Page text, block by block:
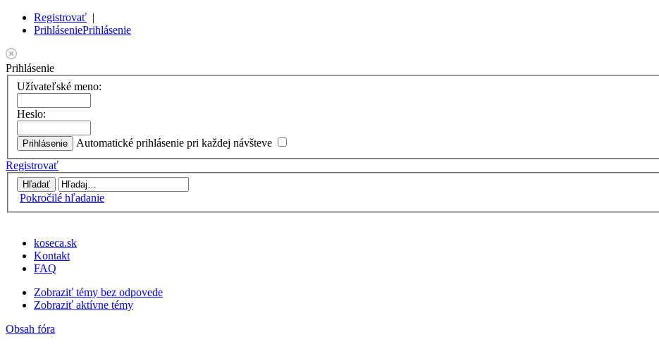
Registrovať |
PrihláseniePrihlásenie
Prihlásenie
Užívateľské meno:
Heslo:
Automatické prihlásenie pri každej návšteve
Registrovať
Pokročilé hľadanie
koseca.sk
Kontakt
FAQ
Zobraziť témy bez odpovede
Zobraziť aktívne témy
Obsah fóra